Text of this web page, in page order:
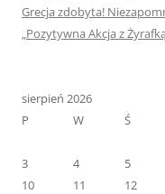
Grecja zdobyta!
„Pozytywna Akcja z
sierpień 2026
P
W Ś
3
4 5
10
11 12